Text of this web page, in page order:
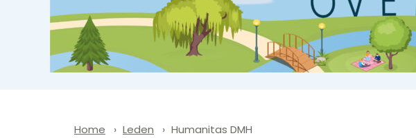
Home Leden Humanitas DMH